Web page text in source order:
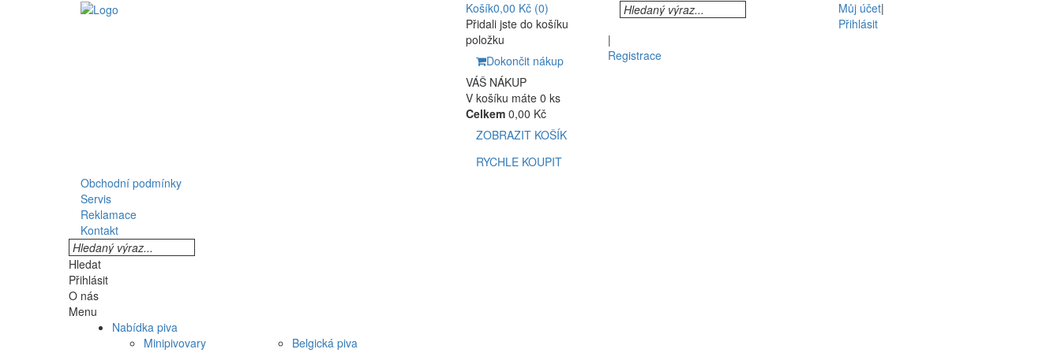
Košík0,00 Kč (0)
Přidali jste do košíku
položku
Dokončit nákup
VÁŠ NÁKUP
V košíku máte 0 ks
Celkem 0,00 Kč
ZOBRAZIT KOŠÍK
RYCHLE KOUPIT
Můj účet|
Přihlásit
|
Registrace
Obchodní podmínky
Servis
Reklamace
Kontakt
Hledat
Přihlásit
O nás
Menu
Nabídka piva
Minipivovary
Belgická piva